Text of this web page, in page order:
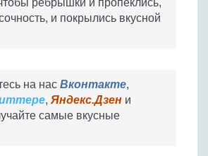
ребрышки и пропеклись,
и покрылись вкусной
на нас Вконтакте,
, Яндекс.Дзен и
самые вкусные